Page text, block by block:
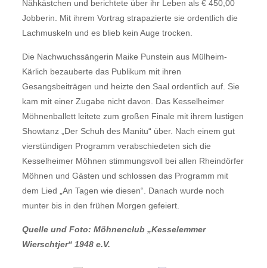
Nähkästchen und berichtete über ihr Leben als € 450,00
Jobberin. Mit ihrem Vortrag strapazierte sie ordentlich die
Lachmuskeln und es blieb kein Auge trocken.
Die Nachwuchssängerin Maike Punstein aus Mülheim-
Kärlich bezauberte das Publikum mit ihren
Gesangsbeiträgen und heizte den Saal ordentlich auf. Sie
kam mit einer Zugabe nicht davon. Das Kesselheimer
Möhnenballett leitete zum großen Finale mit ihrem lustigen
Showtanz „Der Schuh des Manitu“ über. Nach einem gut
vierstündigen Programm verabschiedeten sich die
Kesselheimer Möhnen stimmungsvoll bei allen Rheindörfer
Möhnen und Gästen und schlossen das Programm mit
dem Lied „An Tagen wie diesen“. Danach wurde noch
munter bis in den frühen Morgen gefeiert.
Quelle und Foto: Möhnenclub „Kesselemmer
Wierschtjer“ 1948 e.V.